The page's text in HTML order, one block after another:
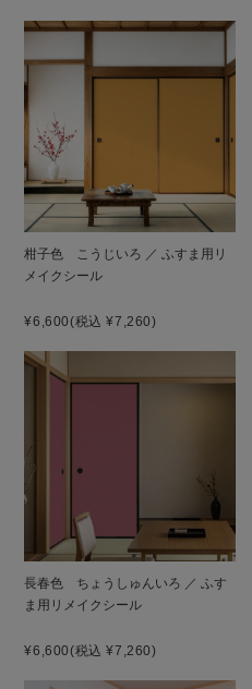
柑子色 こうじいろ ／ ふすま用リ
メイクシール
¥6,600(税込 ¥7,260)
長春色 ちょうしゅんいろ ／ ふす
ま用リメイクシール
¥6,600(税込 ¥7,260)